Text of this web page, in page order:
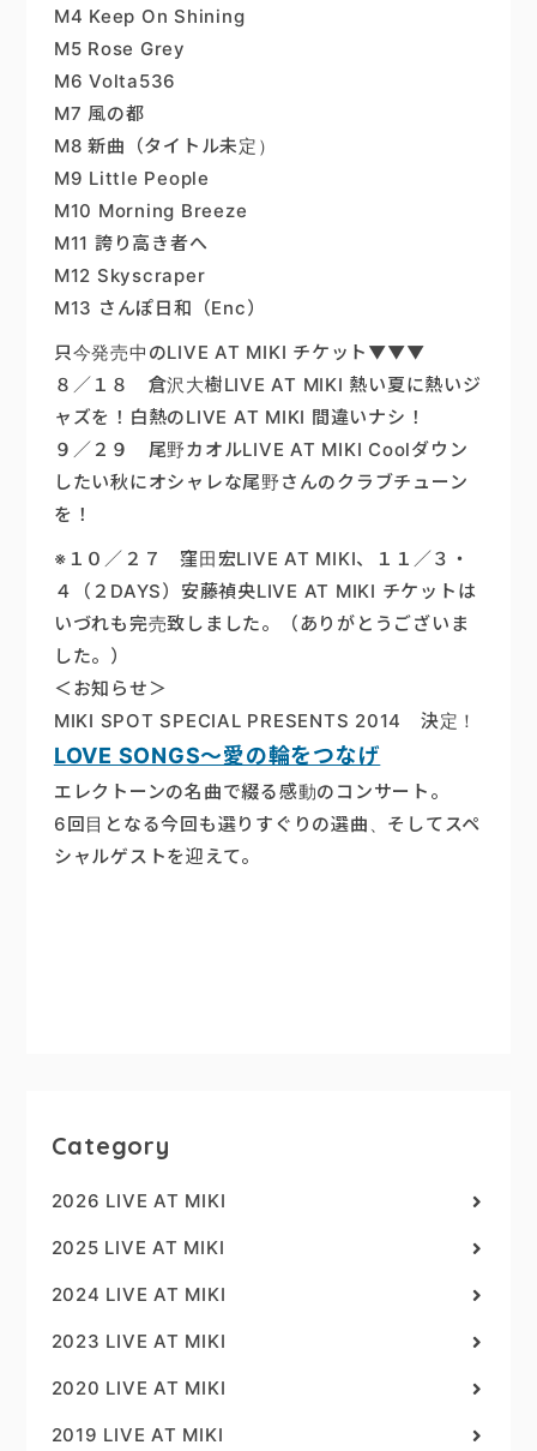
M4 Keep On Shining
M5 Rose Grey
M6 Volta536
M7 風の都
M8 新曲（タイトル未定）
M9 Little People
M10 Morning Breeze
M11 誇り高き者へ
M12 Skyscraper
M13 さんぽ日和（Enc）
只今発売中のLIVE AT MIKI チケット▼▼▼
８／１８ 倉沢大樹LIVE AT MIKI 熱い夏に熱いジ
ャズを！白熱のLIVE AT MIKI 間違いナシ！
９／２９ 尾野カオルLIVE AT MIKI Coolダウン
したい秋にオシャレな尾野さんのクラブチューン
を！
※１０／２７ 窪田宏LIVE AT MIKI、１１／３・
４（２DAYS）安藤禎央LIVE AT MIKI チケットは
いづれも完売致しました。（ありがとうございま
した。）
＜お知らせ＞
MIKI SPOT SPECIAL PRESENTS 2014 決定！
LOVE SONGS～愛の輪をつなげ
エレクトーンの名曲で綴る感動のコンサート。
6回目となる今回も選りすぐりの選曲、そしてスペ
シャルゲストを迎えて。
Category
2026 LIVE AT MIKI
2025 LIVE AT MIKI
2024 LIVE AT MIKI
2023 LIVE AT MIKI
2020 LIVE AT MIKI
2019 LIVE AT MIKI